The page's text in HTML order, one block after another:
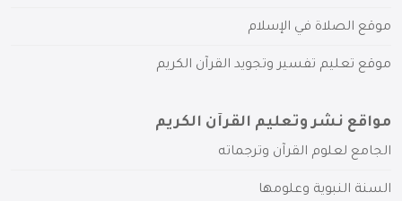
موقع الصلاة في الإسلام
موقع تعليم تفسير وتجويد القرآن الكريم
مواقع نشر وتعليم القرآن الكريم
الجامع لعلوم القرآن وترجماته
السنة النبوية وعلومها